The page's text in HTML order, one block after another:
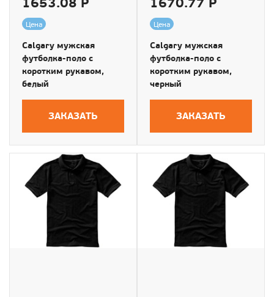
Цена
Calgary мужская
футболка-поло с
коротким рукавом,
белый
ЗАКАЗАТЬ
Цена
Calgary мужская
футболка-поло с
коротким рукавом,
черный
ЗАКАЗАТЬ